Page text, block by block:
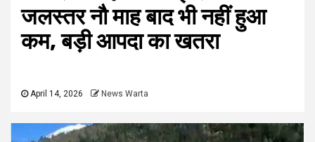
जलस्तर नौ माह बाद भी नहीं हुआ
कम, बड़ी आपदा का खतरा
April 14, 2026 News Warta